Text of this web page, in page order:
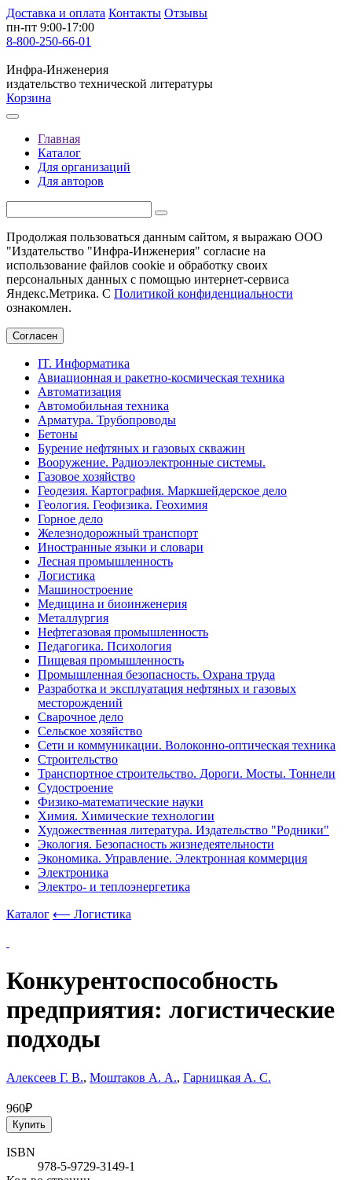
Доставка и оплата Контакты Отзывы
пн-пт 9:00-17:00
8-800-250-66-01
Инфра-Инженерия
издательство технической литературы
Корзина
Главная
Каталог
Для организаций
Для авторов
Продолжая пользоваться данным сайтом, я выражаю ООО
"Издательство "Инфра-Инженерия" согласие на
использование файлов cookie и обработку своих
персональных данных с помощью интернет-сервиса
Яндекс.Метрика. С Политикой конфиденциальности
ознакомлен.
Согласен
IT. Информатика
Авиационная и ракетно-космическая техника
Автоматизация
Автомобильная техника
Арматура. Трубопроводы
Бетоны
Бурение нефтяных и газовых скважин
Вооружение. Радиоэлектронные системы.
Газовое хозяйство
Геодезия. Картография. Маркшейдерское дело
Геология. Геофизика. Геохимия
Горное дело
Железнодорожный транспорт
Иностранные языки и словари
Лесная промышленность
Логистика
Машиностроение
Медицина и биоинженерия
Металлургия
Нефтегазовая промышленность
Педагогика. Психология
Пищевая промышленность
Промышленная безопасность. Охрана труда
Разработка и эксплуатация нефтяных и газовых
месторождений
Сварочное дело
Сельское хозяйство
Сети и коммуникации. Волоконно-оптическая техника
Строительство
Транспортное строительство. Дороги. Мосты. Тоннели
Судостроение
Физико-математические науки
Химия. Химические технологии
Художественная литература. Издательство "Родники"
Экология. Безопасность жизнедеятельности
Экономика. Управление. Электронная коммерция
Электроника
Электро- и теплоэнергетика
Каталог ⟵ Логистика
Конкурентоспособность
предприятия: логистические
подходы
Алексеев Г. В., Моштаков А. А., Гарницкая А. С.
960₽
Купить
ISBN
978-5-9729-3149-1